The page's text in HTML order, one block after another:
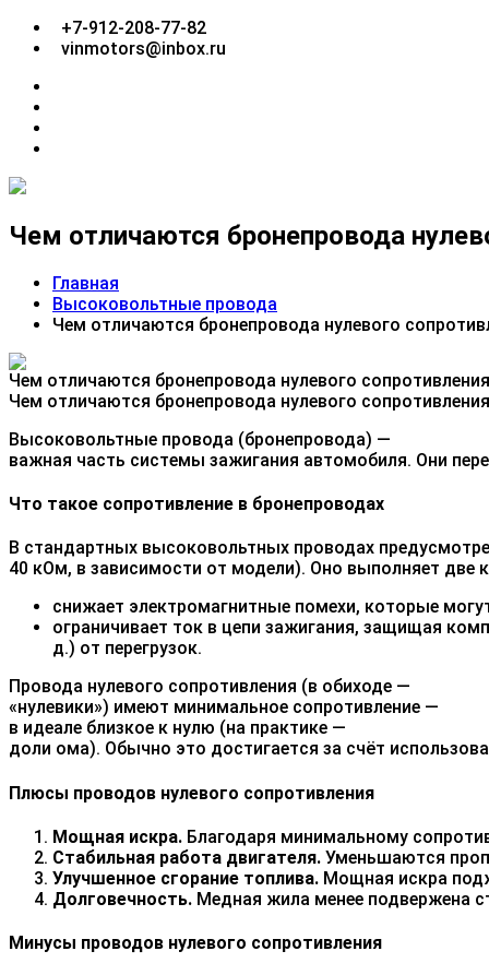
Перейти+7-912-208-77-82
vinmotors@inbox.ru
Чем отличаются бронепровода
Главная
Высоковольтные провода
Чем отличаются бронепровода нулевого
Чем отличаются бронепровода нулевого
Высоковольтные провода (бронепровода) —
важная часть системы зажигания автомобиля. Они
Что такое сопротивление в бронепроводах
В стандартных высоковольтных проводах
40 кОм, в зависимости от модели). Оно выполняет две
снижает электромагнитные помехи, которые
ограничивает ток в цепи зажигания, защищая
д.) от перегрузок.
Провода нулевого сопротивления (в обиходе —
«нулевики») имеют минимальное сопротивление —
в идеале близкое к нулю (на практике —
доли ома). Обычно это достигается за счёт
Плюсы проводов нулевого сопротивления
Мощная искра. Благодаря минимальному
Стабильная работа двигателя. Уменьшаются
Улучшенное сгорание топлива. Мощная искра
Долговечность. Медная жила менее подвержена
Минусы проводов нулевого сопротивления